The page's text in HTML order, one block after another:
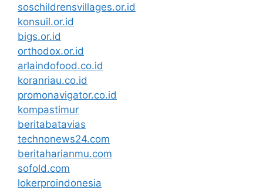
soschildrensvillages.or.id
konsuil.or.id
bigs.or.id
orthodox.or.id
arlaindofood.co.id
koranriau.co.id
promonavigator.co.id
kompastimur
beritabatavias
technonews24.com
beritaharianmu.com
sofold.com
lokerproindonesia